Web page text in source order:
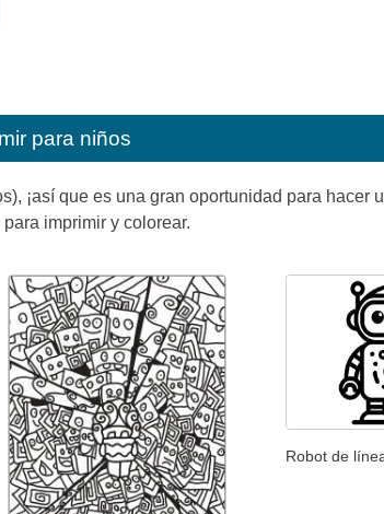
para niños
¡así que es una gran oportunidad para hacer
imprimir y colorear.
Robot de